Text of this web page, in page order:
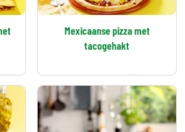
Mexicaanse pizza met
tacogehakt